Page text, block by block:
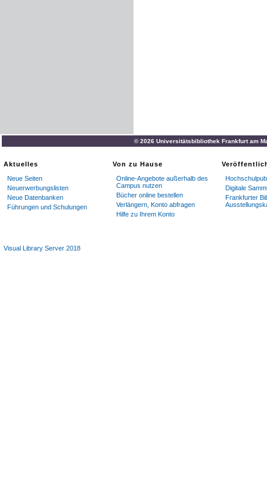
© 2026 Universitätsbibliothek Frankfurt am
Aktuelles
Neue Seiten
Neuerwerbungslisten
Neue Datenbanken
Führungen und Schulungen
Von zu Hause
Online-Angebote außerhalb des
Campus nutzen
Bücher online bestellen
Verlängern, Konto abfragen
Hilfe zu Ihrem Konto
Digitale
Frankfurter
Visual Library Server 2018